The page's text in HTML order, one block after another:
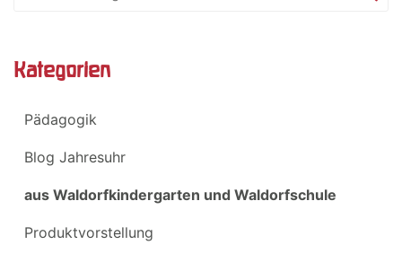
Kategorien
Pädagogik
Blog Jahresuhr
aus Waldorfkindergarten und Waldorfschule
Produktvorstellung